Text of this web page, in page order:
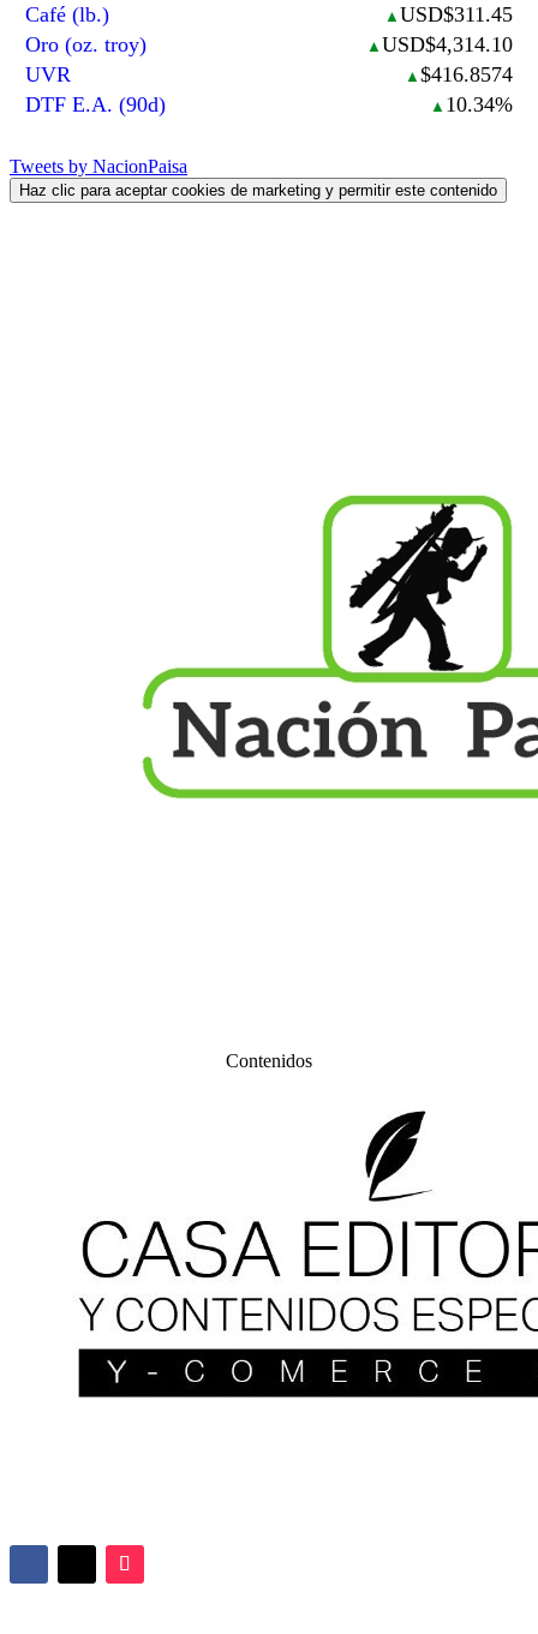
Café (lb.)
▲ USD$311.45
Oro (oz. troy)
▲ USD$4,314.10
UVR
▲ $416.8574
DTF E.A. (90d)
▲ 10.34%
Tweets by NacionPaisa
Haz clic para aceptar cookies de marketing y permitir este contenido
Contenidos